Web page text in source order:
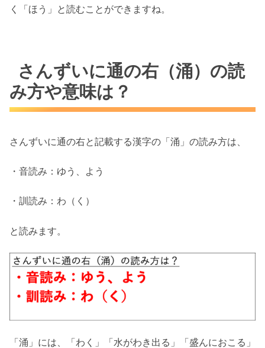
く「ほう」と読むことができますね。
さんずいに通の右（涌）の読
み方や意味は？
さんずいに通の右と記載する漢字の「涌」の読み方は、
・音読み：ゆう、よう
・訓読み：わ（く）
と読みます。
「涌」には、「わく」「水がわき出る」「盛んにおこる」